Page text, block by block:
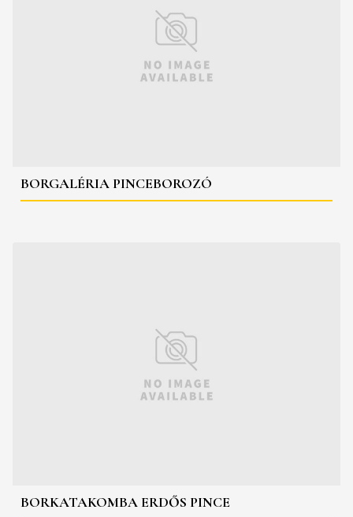
BORGALÉRIA PINCEBOROZÓ
BORKATAKOMBA ERDŐS PINCE